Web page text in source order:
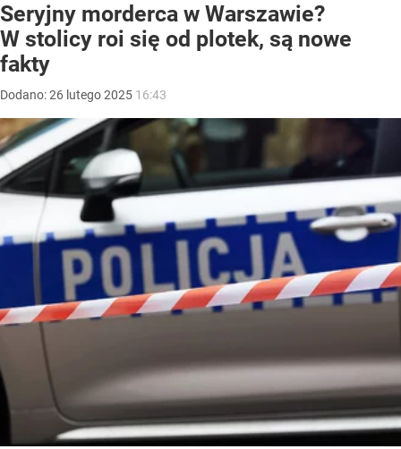
Seryjny morderca w Warszawie?
W stolicy roi się od plotek, są nowe
fakty
Dodano:26 lutego2025 16:43